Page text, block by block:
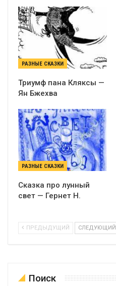
РАЗНЫЕ СКАЗКИ
Триумф пана Кляксы —
Ян Бжехва
РАЗНЫЕ СКАЗКИ
Сказка про лунный
свет — Гернет Н.
ПРЕДЫДУЩИЙ СЛЕДУЮЩИЙ
Поиск